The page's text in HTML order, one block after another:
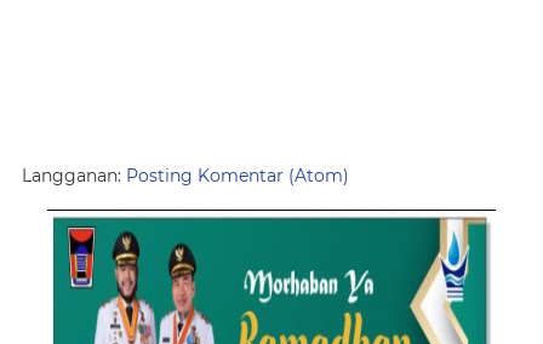
Langganan: Posting Komentar (Atom)